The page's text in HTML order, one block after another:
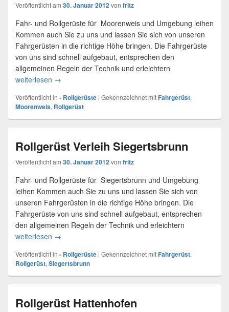
Veröffentlicht am 30. Januar 2012von fritz
Fahr- und Rollgerüste für Moorenweis und Umgebung leihen
Kommen auch Sie zu uns und lassen Sie sich von unseren
Fahrgerüsten in die richtige Höhe bringen. Die Fahrgerüste
von uns sind schnell aufgebaut, entsprechen den
allgemeinen Regeln der Technik und erleichtern
weiterlesen Rollgerüst – Verleih Moorenweis
→
Veröffentlicht in - Rollgerüste | Gekennzeichnet mitFahrgerüst,
Moorenweis, Rollgerüst
Rollgerüst Verleih Siegertsbrunn
Veröffentlicht am 30. Januar 2012von fritz
Fahr- und Rollgerüste für Siegertsbrunn und Umgebung
leihen Kommen auch Sie zu uns und lassen Sie sich von
unseren Fahrgerüsten in die richtige Höhe bringen. Die
Fahrgerüste von uns sind schnell aufgebaut, entsprechen
den allgemeinen Regeln der Technik und erleichtern
weiterlesen Rollgerüst Verleih Siegertsbrunn
→
Veröffentlicht in - Rollgerüste | Gekennzeichnet mitFahrgerüst,
Rollgerüst, Siegertsbrunn
Rollgerüst Hattenhofen